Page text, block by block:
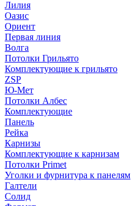
Лилия
Оазис
Ориент
Первая линия
Волга
Потолки Грильято
Комплектующие к грильято
ZSP
Ю-Мет
Потолки Албес
Комплектующие
Панель
Рейка
Карнизы
Комплектующие к карнизам
Потолки Primet
Уголки и фурнитура к панелям
Галтели
Солид